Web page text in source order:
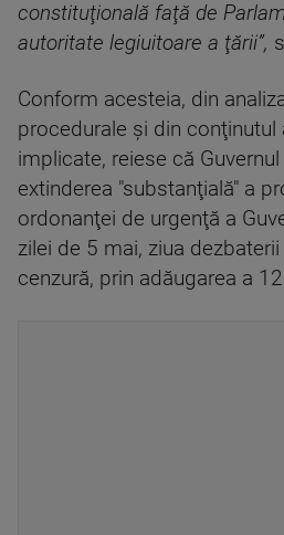
constituţională faţă de
autoritate legiuitoare a ţării”,
Conform acesteia, din
procedurale şi din
implicate, reiese că
extinderea "substanţială" a
ordonanţei de urgenţă a
zilei de 5 mai, ziua
cenzură, prin adăugarea a